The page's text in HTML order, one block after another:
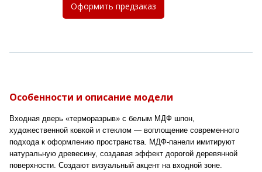
Оформить предзаказ
Особенности и описание модели
Входная дверь «терморазрыв» с белым МДФ шпон,
художественной ковкой и стеклом — воплощение современного
подхода к оформлению пространства. МДФ-панели имитируют
натуральную древесину, создавая эффект дорогой деревянной
поверхности. Создают визуальный акцент на входной зоне.